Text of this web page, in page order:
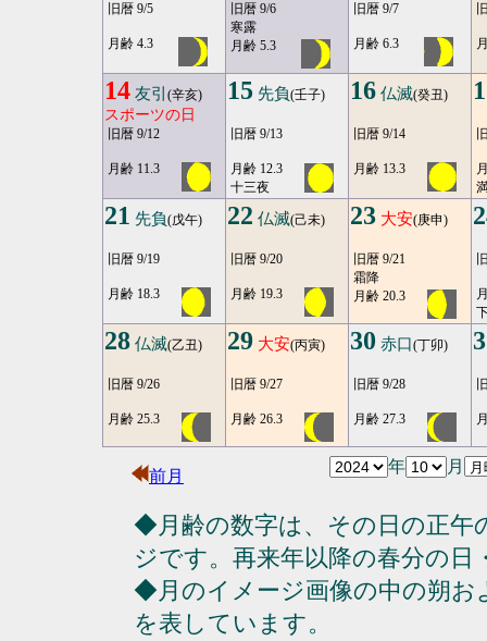
旧暦 9/5
月齢 4.3
旧暦 9/6
寒露
月齢 5.3
旧暦 9/7
月齢 6.3
14 友引 (辛亥)
スポーツの日
旧暦 9/12
月齢 11.3
15 先負(壬子)
旧暦 9/13
月齢 12.3
十三夜
16 仏滅(癸丑)
旧暦 9/14
月齢 13.3
21 先負(戊午)
旧暦 9/19
月齢 18.3
22 仏滅(己未)
旧暦 9/20
月齢 19.3
23 大安(庚申)
旧暦 9/21
霜降
月齢 20.3
28 仏滅(乙丑)
旧暦 9/26
月齢 25.3
29 大安(丙寅)
旧暦 9/27
月齢 26.3
30 赤口(丁卯)
旧暦 9/28
月齢 27.3
前月
年 月
◆月齢の数字は、その日の正午
ジです。再来年以降の春分の日
◆月のイメージ画像の中の朔
を表しています。